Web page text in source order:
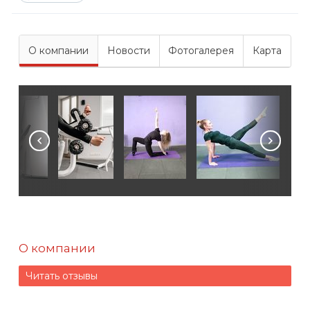
О компании Новости Фотогалерея Карта
О компании
Читать отзывы